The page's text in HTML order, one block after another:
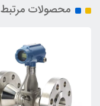
محصولات مرتبط